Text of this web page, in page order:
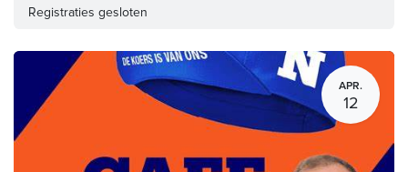
Registraties gesloten
APR.
12